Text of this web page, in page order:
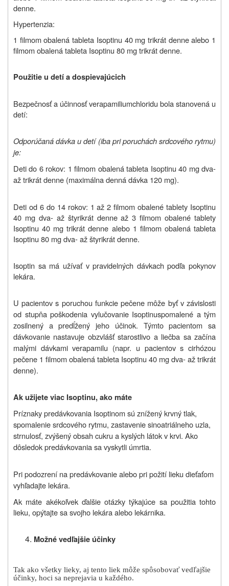
denne.
Hypertenzia:
1 filmom obalená tableta Isoptinu 40 mg trikrát denne alebo 1
filmom obalená tableta Isoptinu 80 mg trikrát denne.
Použitie u detí a dospievajúcich
Bezpečnosť a účinnosť verapamiliumchloridu bola stanovená u
detí:
Odporúčaná dávka u detí (iba pri poruchách srdcového rytmu)
je:
Deti do 6 rokov: 1 filmom obalená tableta Isoptinu 40 mg dva-
až trikrát denne (maximálna denná dávka 120 mg).
Deti od 6 do 14 rokov: 1 až 2 filmom obalené tablety Isoptinu
40 mg dva- až štyrikrát denne až 3 filmom obalené tablety
Isoptinu 40 mg trikrát denne alebo 1 filmom obalená tableta
Isoptinu 80 mg dva- až štyrikrát denne.
Isoptin sa má užívať v pravidelných dávkach podľa pokynov
lekára.
U pacientov s poruchou funkcie pečene môže byť v závislosti
od stupňa poškodenia vylučovanie Isoptinuspomalené a tým
zosilnený a predĺžený jeho účinok. Týmto pacientom sa
dávkovanie nastavuje obzvlášť starostlivo a liečba sa začína
malými dávkami verapamilu (napr. u pacientov s cirhózou
pečene 1 filmom obalená tableta Isoptinu 40 mg dva- až trikrát
denne).
Ak užijete viac Isoptinu, ako máte
Príznaky predávkovania Isoptinom sú znížený krvný tlak,
spomalenie srdcového rytmu, zastavenie sinoatriálneho uzla,
strnulosť, zvýšený obsah cukru a kyslých látok v krvi. Ako
dôsledok predávkovania sa vyskytli úmrtia.
Pri podozrení na predávkovanie alebo pri požití lieku dieťaťom
vyhľadajte lekára.
Ak máte akékoľvek ďalšie otázky týkajúce sa použitia tohto
lieku, opýtajte sa svojho lekára alebo lekárnika.
Možné vedľajšie účinky
Tak ako všetky lieky, aj tento liek môže spôsobovať vedľajšie
účinky, hoci sa neprejavia u každého.